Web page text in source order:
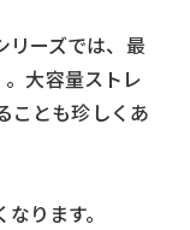
ーズでは、最
大容量ストレ
ことも珍しくあ
ります。